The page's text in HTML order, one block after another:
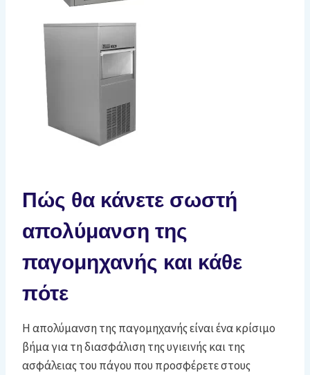
Πώς θα κάνετε σωστή
απολύμανση της
παγομηχανής και κάθε
πότε
Η απολύμανση της παγομηχανής είναι ένα κρίσιμο
βήμα για τη διασφάλιση της υγιεινής και της
ασφάλειας του πάγου που προσφέρετε στους